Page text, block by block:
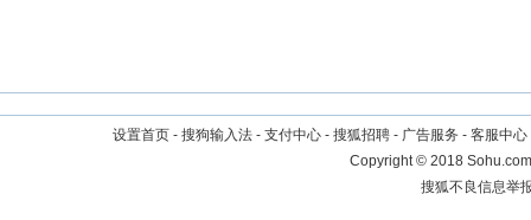
设置首页 - 搜狗输入法 - 支付中心 - 搜狐招聘 - 广告服务 - 客服中心
Copyright©2018
搜狐不良信息举